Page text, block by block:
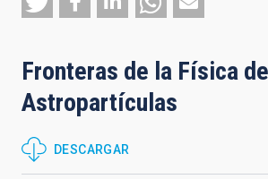
a
navegación
Fronteras de la Física de
Astropartículas
DESCARGAR